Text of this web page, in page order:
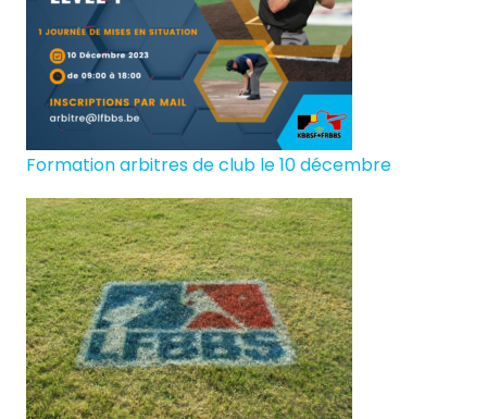
Formation arbitres de club le 10 décembre